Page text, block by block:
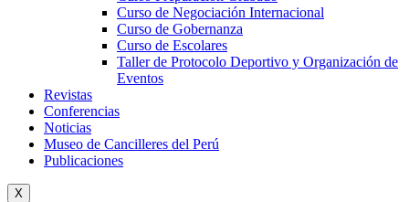
Curso de Negociación Internacional
Curso de Gobernanza
Curso de Escolares
Taller de Protocolo Deportivo y Organización de
Eventos
Revistas
Conferencias
Noticias
Museo de Cancilleres del Perú
Publicaciones
X